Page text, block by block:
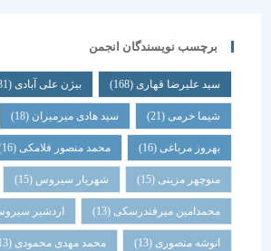
برچسب نویسندگان انجمن
سید علیرضا قهاری(168) بیژن علی آبادی(31)
شیما خرمی(21) سید هادی میرمیران(18)
بهروز مرباغی (16) محمد منصور فلامکی (16)
منوچهر مزینی(15) شهریار سیروس(15)
محمدامین میرفندرسکی(13) اردشیر سیروس(13)
انوشه منصوری(13) محمد مهدی محمودی(13)